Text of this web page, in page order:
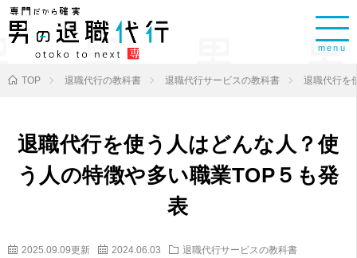
menu
TOP 退職代行の教科書 退職代行サービスの教科書 退職代行を
退職代行を使う人はどんな人？使
う人の特徴や多い職業TOP５も発
表
2025.09.09更新 2024.06.03
退職代行サービスの教科書